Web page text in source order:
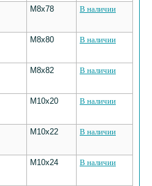
M8х78 В наличии
M8х80 В наличии
M8х82 В наличии
M10х20 В наличии
M10х22 В наличии
M10х24 В наличии